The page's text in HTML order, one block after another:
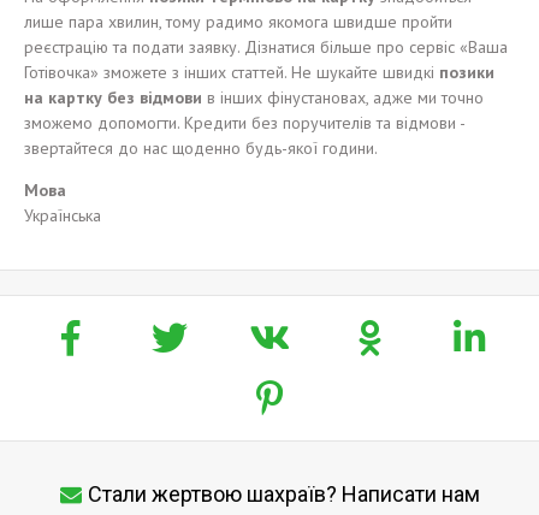
лише пара хвилин, тому радимо якомога швидше пройти
реєстрацію та подати заявку. Дізнатися більше про сервіс «Ваша
Готівочка» зможете з інших статтей. Не шукайте швидкі позики
на картку без відмови в інших фінустановах, адже ми точно
зможемо допомогти. Кредити без поручителів та відмови -
звертайтеся до нас щоденно будь-якої години.
Мова
Українська
Стали жертвою шахраїв? Написати нам